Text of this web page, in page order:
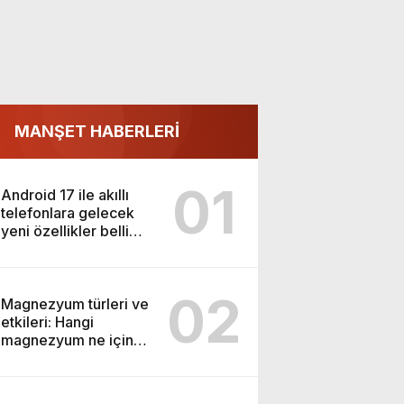
MANŞET HABERLERİ
Android 17 ile akıllı
telefonlara gelecek
yeni özellikler belli
01
Magnezyum türleri ve
etkileri: Hangi
magnezyum ne için
02